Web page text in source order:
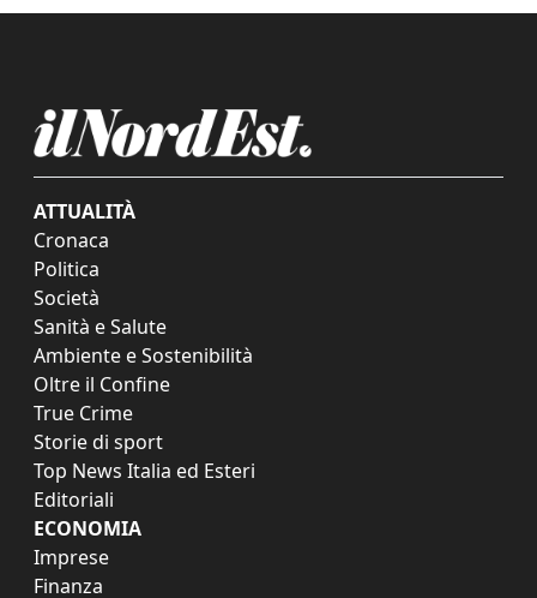
ATTUALITÀ
Cronaca
Politica
Società
Sanità e Salute
Ambiente e Sostenibilità
Oltre il Confine
True Crime
Storie di sport
Top News Italia ed Esteri
Editoriali
ECONOMIA
Imprese
Finanza